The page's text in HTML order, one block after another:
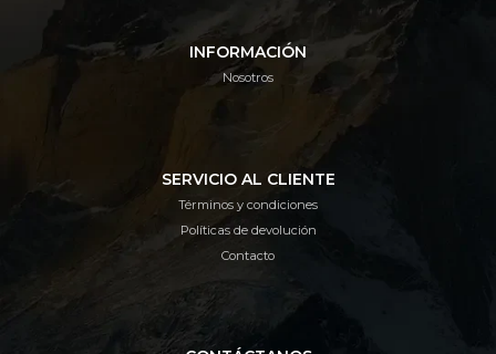
INFORMACIÓN
Nosotros
SERVICIO AL CLIENTE
Términos y condiciones
Políticas de devolución
Contacto